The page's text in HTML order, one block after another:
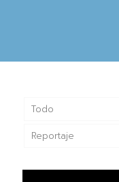
Todo
Reportaje